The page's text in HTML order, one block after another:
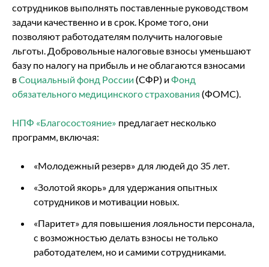
сотрудников выполнять поставленные руководством
задачи качественно и в срок. Кроме того, они
позволяют работодателям получить налоговые
льготы. Добровольные налоговые взносы уменьшают
базу по налогу на прибыль и не облагаются взносами
вСоциальный фонд России (СФР) и Фонд
обязательного медицинского страхования (ФОМС).
НПФ «Благосостояние» предлагает несколько
программ, включая:
«Молодежный резерв» для людей до 35 лет.
«Золотой якорь» для удержания опытных
сотрудников и мотивации новых.
«Паритет» для повышения лояльности персонала,
с возможностью делать взносы не только
работодателем, но и самими сотрудниками.